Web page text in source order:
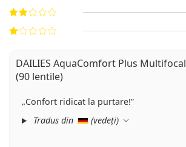
DAILIES AquaComfort Plus Multifocal
(90 lentile)
Confort ridicat la purtare!
Tradus din
(vedeți)